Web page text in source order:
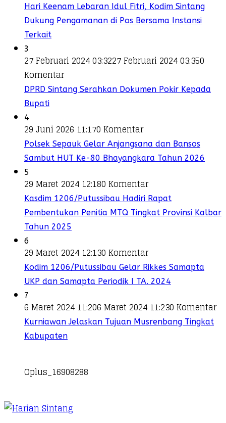
Hari Keenam Lebaran Idul Fitri, Kodim Sintang
Dukung Pengamanan di Pos Bersama Instansi
Terkait
3
27 Februari 2024 03:3227 Februari 2024 03:350
Komentar
DPRD Sintang Serahkan Dokumen Pokir Kepada
Bupati
4
29 Juni 2026 11:170 Komentar
Polsek Sepauk Gelar Anjangsana dan Bansos
Sambut HUT Ke-80 Bhayangkara Tahun 2026
5
29 Maret 2024 12:180 Komentar
Kasdim 1206/Putussibau Hadiri Rapat
Pembentukan Penitia MTQ Tingkat Provinsi Kalbar
Tahun 2025
6
29 Maret 2024 12:130 Komentar
Kodim 1206/Putussibau Gelar Rikkes Samapta
UKP dan Samapta Periodik I TA. 2024
7
6 Maret 2024 11:206 Maret 2024 11:230 Komentar
Kurniawan Jelaskan Tujuan Musrenbang Tingkat
Kabupaten
Oplus_16908288